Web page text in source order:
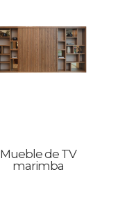
Mueble de TV
marimba